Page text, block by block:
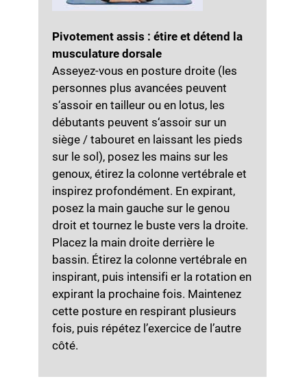
Pivotement assis : étire et détend la
musculature dorsale
Asseyez-vous en posture droite (les
personnes plus avancées peuvent
s‘assoir en tailleur ou en lotus, les
débutants peuvent s‘assoir sur un
siège / tabouret en laissant les pieds
sur le sol), posez les mains sur les
genoux, étirez la colonne vertébrale et
inspirez profondément. En expirant,
posez la main gauche sur le genou
droit et tournez le buste vers la droite.
Placez la main droite derrière le
bassin. Étirez la colonne vertébrale en
inspirant, puis intensifi er la rotation en
expirant la prochaine fois. Maintenez
cette posture en respirant plusieurs
fois, puis répétez l’exercice de l’autre
côté.